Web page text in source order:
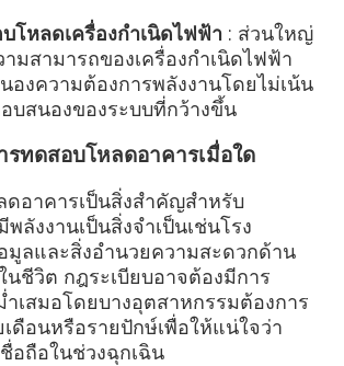
โหลดเครื่องกำเนิดไฟฟ้า : ส่วนใหญ่
มสามารถของเครื่องกำเนิดไฟฟ้า
องความต้องการพลังงานโดยไม่เน้น
บสนองของระบบที่กว้างขึ้น
รทดสอบโหลดอาคารเมื่อใด
อาคารเป็นสิ่งสำคัญสำหรับ
ลังงานเป็นสิ่งจำเป็นเช่นโรง
ลและสิ่งอำนวยความสะดวกด้าน
ชีวิต กฎระเบียบอาจต้องมีการ
เสมอโดยบางอุตสาหกรรมต้องการ
ดือนหรือรายปักษ์เพื่อให้แน่ใจว่า
อถือในช่วงฉุกเฉิน